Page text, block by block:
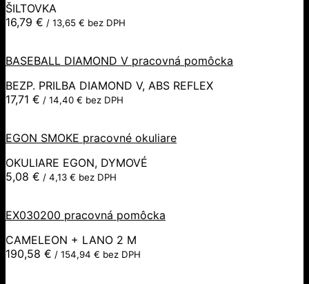
ŠILTOVKA
16,79 € / 13,65 € bez DPH
BASEBALL DIAMOND V pracovná pomôcka
BEZP. PRILBA DIAMOND V, ABS REFLEX
17,71 € / 14,40 € bez DPH
EGON SMOKE pracovné okuliare
OKULIARE EGON, DYMOVÉ
5,08 € / 4,13 € bez DPH
EX030200 pracovná pomôcka
CAMELEON + LANO 2 M
190,58 € / 154,94 € bez DPH